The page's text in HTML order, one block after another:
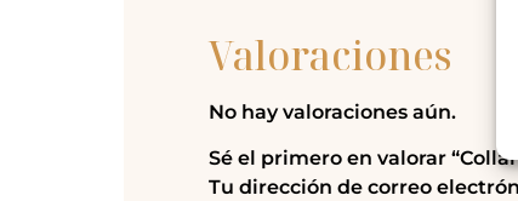
Valoraciones
No hay valoraciones aún.
Sé el primero en valorar
Tu dirección de correo